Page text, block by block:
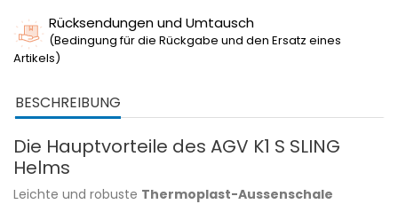
Rücksendungen und Umtausch
(Bedingung für die Rückgabe und den Ersatz eines
Artikels)
BESCHREIBUNG
Die Hauptvorteile des AGV K1 S SLING
Helms
Leichte und robuste Thermoplast-Aussenschale